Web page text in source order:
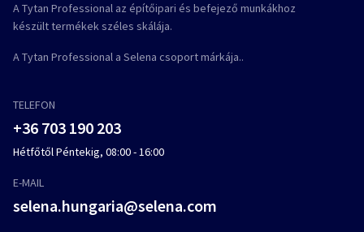
A Tytan Professional az építőipari és befejező munkákhoz
készült termékek széles skálája.
A Tytan Professional a Selena csoport márkája..
TELEFON
+36 703 190 203
Hétfőtől Péntekig, 08:00 - 16:00
E-MAIL
selena.hungaria@selena.com